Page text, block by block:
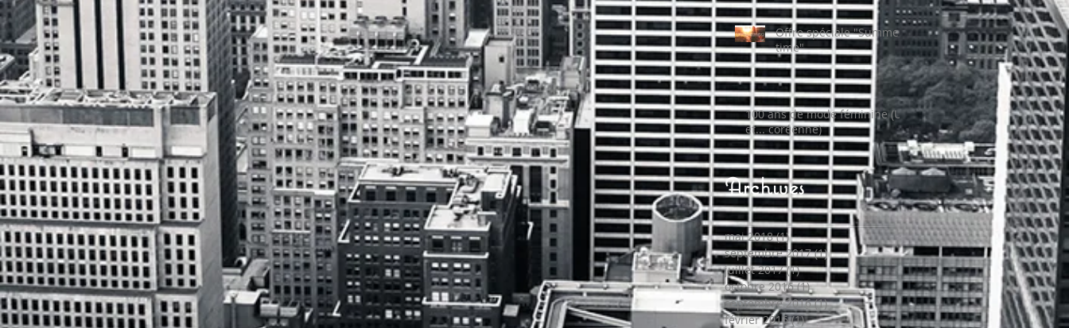
Offre spéciale "Summer
time"
100 ans de mode féminine (US
et... coréenne)
Archives
mai 2018 (1)1 post
septembre 2017 (1)1 post
juillet 2017 (1)1 post
octobre 2016 (1)1 post
septembre 2016 (1)1 post
février 2016 (1)1 post